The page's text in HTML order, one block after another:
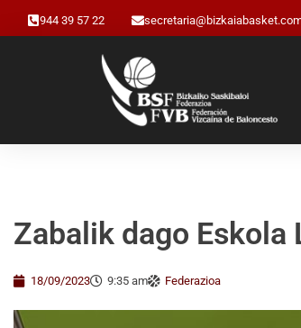
944 39 57 22
Zabalik dago Eskola
18/09/2023 9:35 am Federazioa